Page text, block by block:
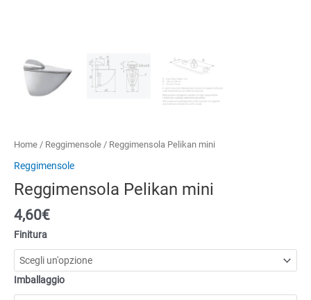
Home / Reggimensole / Reggimensola Pelikan mini
Reggimensole
Reggimensola Pelikan mini
4,60€
Finitura
Imballaggio